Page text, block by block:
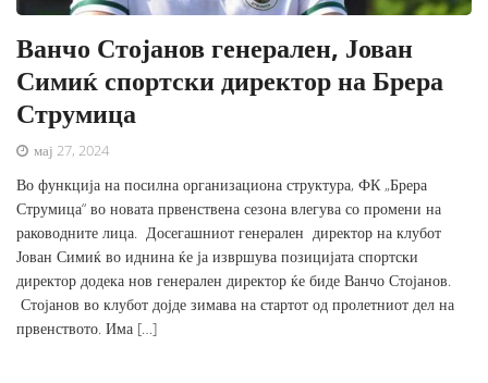
Ванчо Стојанов генерален, Јован
Симиќ спортски директор на Брера
Струмица
мај 27, 2024
Во функција на посилна организациона структура, ФК „Брера
Струмица“ во новата првенствена сезона влегува со промени на
раководните лица. Досегашниот генерален директор на клубот
Јован Симиќ во иднина ќе ја извршува позицијата спортски
директор додека нов генерален директор ќе биде Ванчо Стојанов.
Стојанов во клубот дојде зимава на стартот од пролетниот дел на
првенството. Има […]